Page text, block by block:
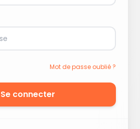
Mot de passe oublié ?
Se connecter